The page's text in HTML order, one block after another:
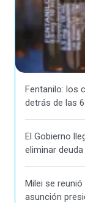
Fentanilo: los
detrás de las
El Gobierno
eliminar
Milei se
asunción